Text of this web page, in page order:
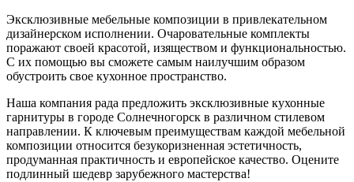
Эксклюзивные мебельные композиции в привлекательном
дизайнерском исполнении. Очаровательные комплекты
поражают своей красотой, изяществом и функциональностью.
С их помощью вы сможете самым наилучшим образом
обустроить свое кухонное пространство.
Наша компания рада предложить эксклюзивные кухонные
гарнитуры в городе Солнечногорск в различном стилевом
направлении. К ключевым преимуществам каждой мебельной
композиции относится безукоризненная эстетичность,
продуманная практичность и европейское качество. Оцените
подлинный шедевр зарубежного мастерства!